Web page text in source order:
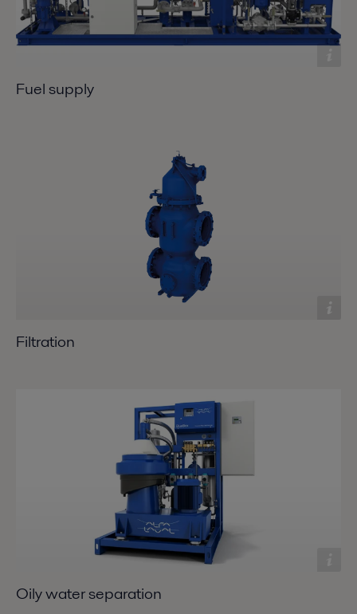
Fuel supply
Filtration
Oily water separation